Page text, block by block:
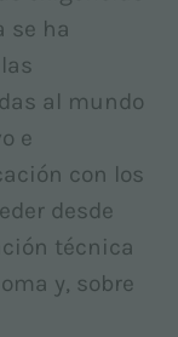
se ha
al mundo
e
con los
desde
técnica
y, sobre